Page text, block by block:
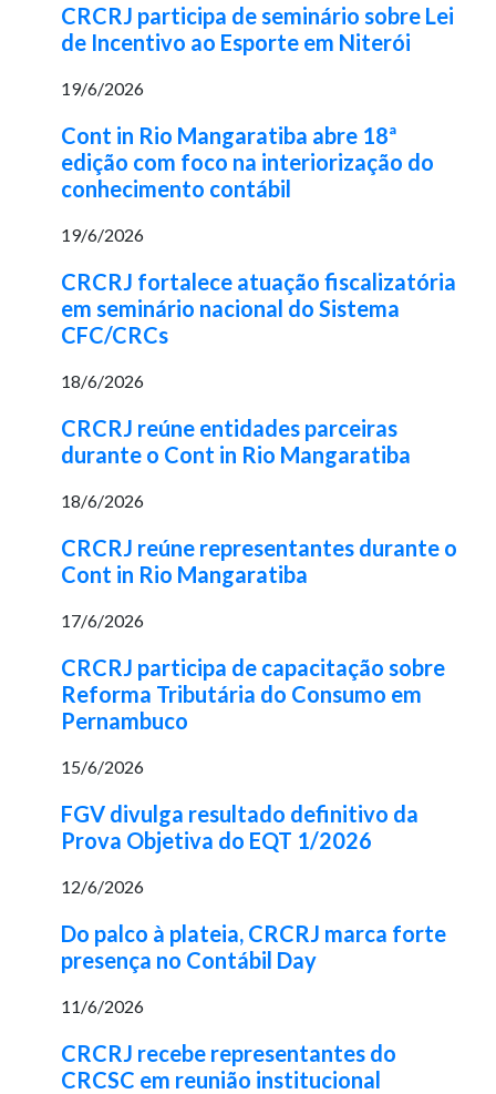
CRCRJ participa de seminário sobre Lei
de Incentivo ao Esporte em Niterói
19/6/2026
Cont in Rio Mangaratiba abre 18ª
edição com foco na interiorização do
conhecimento contábil
19/6/2026
CRCRJ fortalece atuação fiscalizatória
em seminário nacional do Sistema
CFC/CRCs
18/6/2026
CRCRJ reúne entidades parceiras
durante o Cont in Rio Mangaratiba
18/6/2026
CRCRJ reúne representantes durante o
Cont in Rio Mangaratiba
17/6/2026
CRCRJ participa de capacitação sobre
Reforma Tributária do Consumo em
Pernambuco
15/6/2026
FGV divulga resultado definitivo da
Prova Objetiva do EQT 1/2026
12/6/2026
Do palco à plateia, CRCRJ marca forte
presença no Contábil Day
11/6/2026
CRCRJ recebe representantes do
CRCSC em reunião institucional